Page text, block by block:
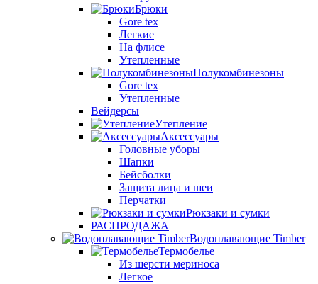
Брюки
Gore tex
Легкие
На флисе
Утепленные
Полукомбинезоны
Gore tex
Утепленные
Вейдерсы
Утепление
Аксессуары
Головные уборы
Шапки
Бейсболки
Защита лица и шеи
Перчатки
Рюкзаки и сумки
РАСПРОДАЖА
Водоплавающие Timber
Термобелье
Из шерсти мериноса
Легкое